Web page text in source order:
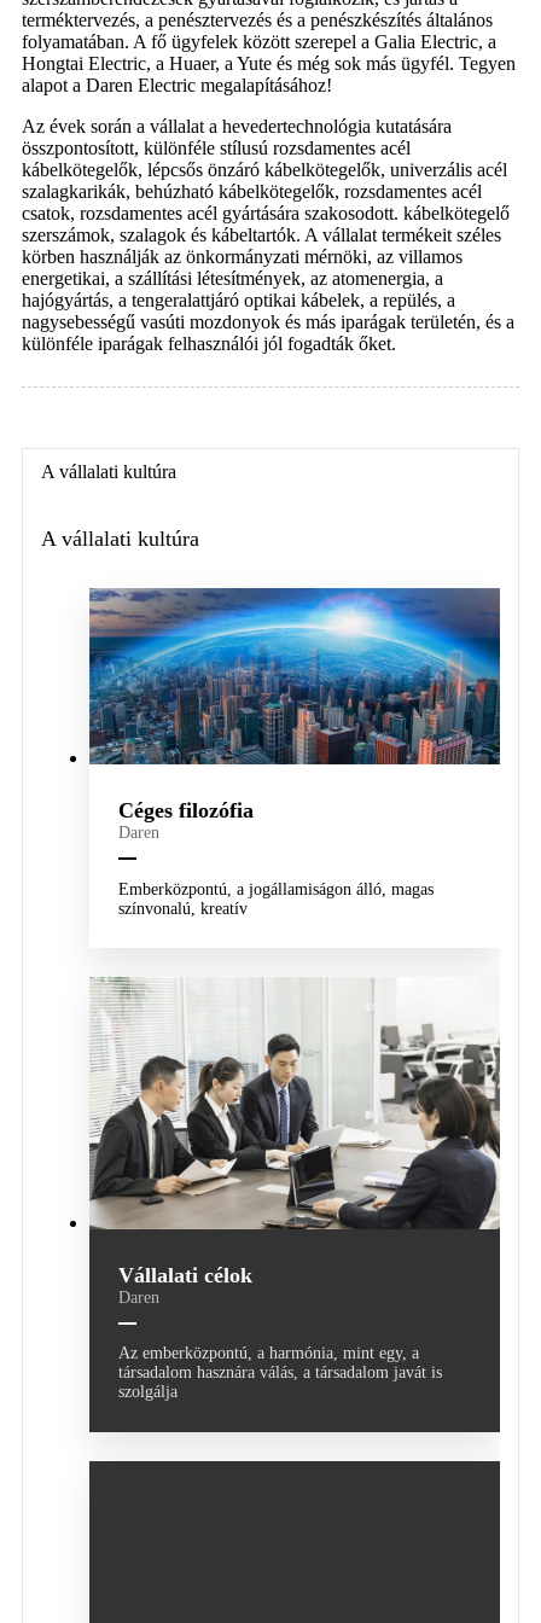
terméktervezés, a penésztervezés és a penészkészítés általános
folyamatában. A fő ügyfelek között szerepel a Galia Electric, a
Hongtai Electric, a Huaer, a Yute és még sok más ügyfél. Tegyen
alapot a Daren Electric megalapításához!
Az évek során a vállalat a hevedertechnológia kutatására
összpontosított, különféle stílusú rozsdamentes acél
kábelkötegelők, lépcsős önzáró kábelkötegelők, univerzális acél
szalagkarikák, behúzható kábelkötegelők, rozsdamentes acél
csatok, rozsdamentes acél gyártására szakosodott. kábelkötegelő
szerszámok, szalagok és kábeltartók. A vállalat termékeit széles
körben használják az önkormányzati mérnöki, az villamos
energetikai, a szállítási létesítmények, az atomenergia, a
hajógyártás, a tengeralattjáró optikai kábelek, a repülés, a
nagysebességű vasúti mozdonyok és más iparágak területén, és a
különféle iparágak felhasználói jól fogadták őket.
A vállalati kultúra
A vállalati kultúra
Céges filozófia
Daren
Emberközpontú, a jogállamiságon álló, magas
színvonalú, kreatív
Vállalati célok
Daren
Az emberközpontú, a harmónia, mint egy, a
társadalom hasznára válás, a társadalom javát is
szolgálja